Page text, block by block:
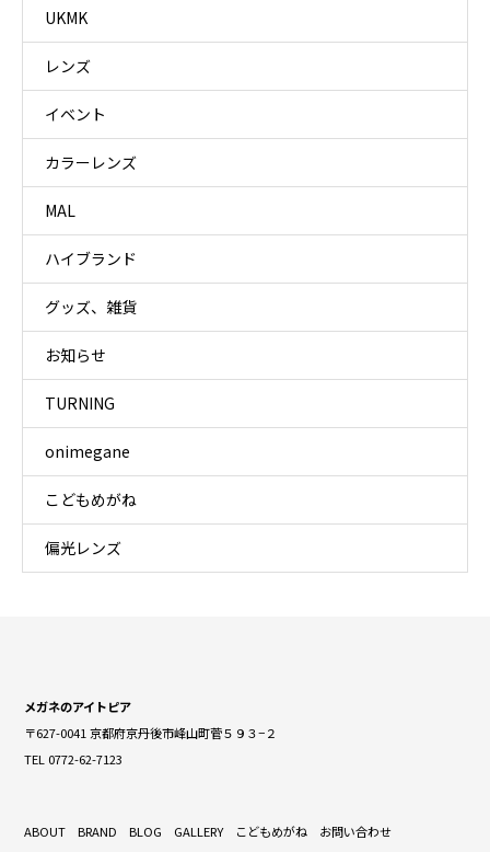
UKMK
レンズ
イベント
カラーレンズ
MAL
ハイブランド
グッズ、雑貨
お知らせ
TURNING
onimegane
こどもめがね
偏光レンズ
メガネのアイトピア
〒627-0041 京都府京丹後市峰山町菅５９３−２
TEL 0772-62-7123
ABOUT BRAND BLOG GALLERY こどもめがね
お問い合わせ